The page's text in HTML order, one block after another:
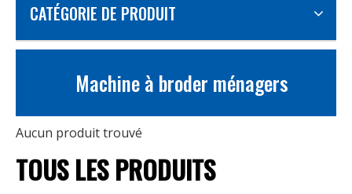
CATÉGORIE DE PRODUIT
Machine à broder ménagers
Aucun produit trouvé
TOUS LES PRODUITS